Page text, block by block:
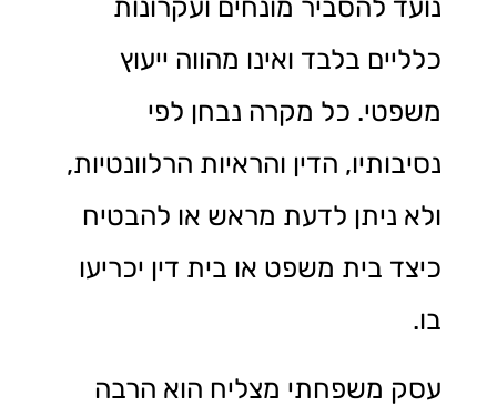
נועד להסביר מונחים ועקרונות
כלליים בלבד ואינו מהווה ייעוץ
משפטי. כל מקרה נבחן לפי
נסיבותיו, הדין והראיות הרלוונטיות,
ולא ניתן לדעת מראש או להבטיח
כיצד בית משפט או בית דין יכריעו
בו.
עסק משפחתי מצליח הוא הרבה